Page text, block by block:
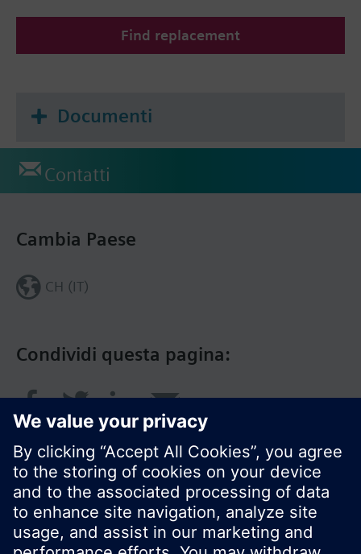
Find replacement
Documenti
Contatti
Condividi questa pagina:
Cambia Paese
CH (IT)